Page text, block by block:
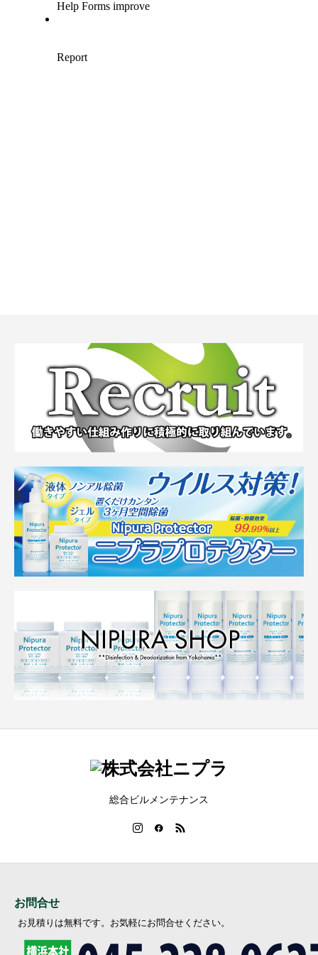
総合ビルメンテナンス
お問合せ
お見積りは無料です。お気軽にお問合せください。